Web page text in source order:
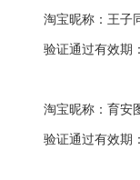
淘宝昵称：王子
验证通过有效期
淘宝昵称：育安
验证通过有效期